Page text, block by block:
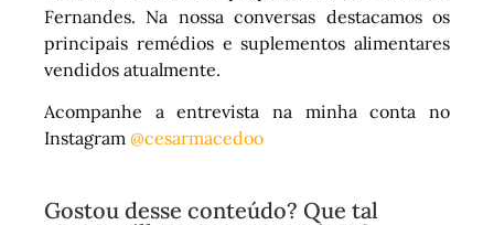
Fernandes. Na nossa conversas destacamos os
principais remédios e suplementos alimentares
vendidos atualmente.
Acompanhe a entrevista na minha conta no
Instagram @cesarmacedoo
Gostou desse conteúdo? Que tal